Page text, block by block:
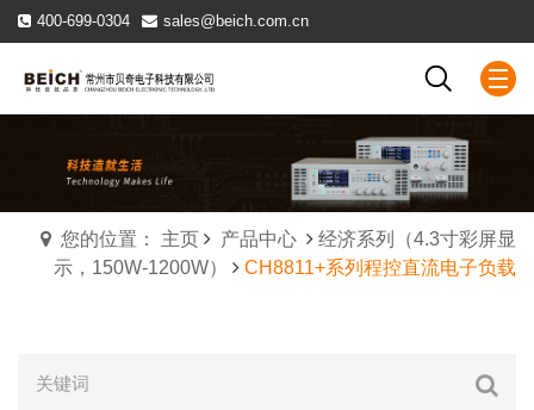
400-699-0304 sales@beich.com.cn
您的位置： 主页 产品中心
经济系列（4.3寸彩屏显
示，150W-1200W）
CH8811+系列程控直流电子负载